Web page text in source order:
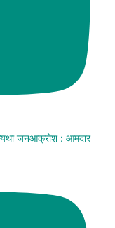
जनआक्रोश : आमदार